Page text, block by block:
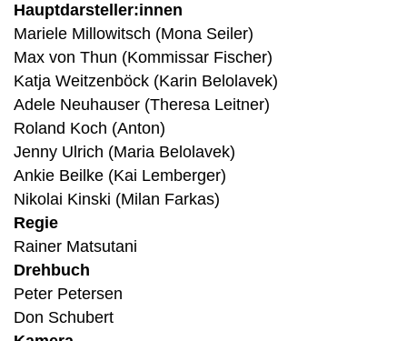
Hauptdarsteller:innen
Mariele Millowitsch (Mona Seiler)
Max von Thun (Kommissar Fischer)
Katja Weitzenböck (Karin Belolavek)
Adele Neuhauser (Theresa Leitner)
Roland Koch (Anton)
Jenny Ulrich (Maria Belolavek)
Ankie Beilke (Kai Lemberger)
Nikolai Kinski (Milan Farkas)
Regie
Rainer Matsutani
Drehbuch
Peter Petersen
Don Schubert